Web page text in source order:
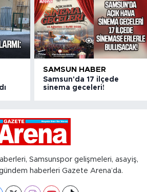
SAMSUN HABER
Samsun'da 17 ilçede
sinema geceleri!
Samsunspor gelişmeleri, asayiş,
haberleri Gazete Arena’da.